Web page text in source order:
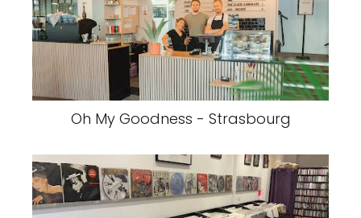
Oh My Goodness - Strasbourg